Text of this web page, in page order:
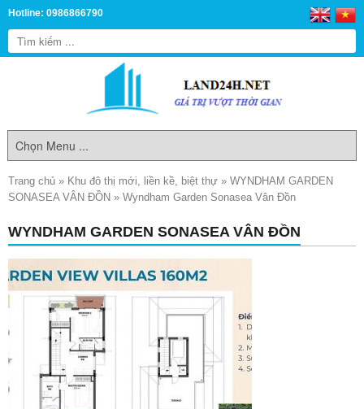
Hotline: 0986866790
Trang chủ » Khu đô thị mới, liền kề, biệt thự » WYNDHAM GARDEN
SONASEA VÂN ĐỒN » Wyndham Garden Sonasea Vân Đồn
WYNDHAM GARDEN SONASEA VÂN ĐỒN